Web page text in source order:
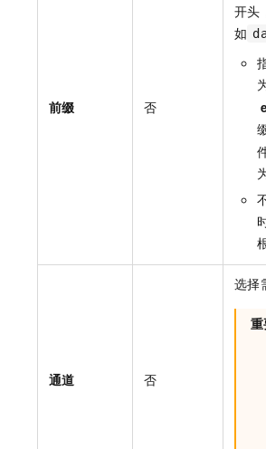
前缀 否
开头
如
通道 否
选择